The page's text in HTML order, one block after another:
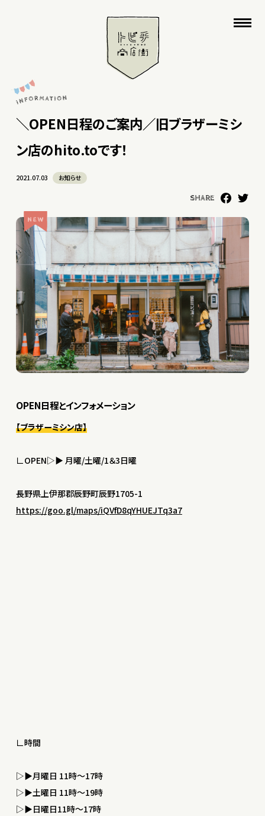
＼OPEN日程のご案内／旧ブラザーミシ
ン店のhito.toです！
2021.07.03 お知らせ
SHARE
OPEN日程とインフォメーション
【ブラザーミシン店】
∟OPEN▷▶︎ 月曜/土曜/1＆3日曜
長野県上伊那郡辰野町辰野1705-1
https://goo.gl/maps/iQVfD8qYHUEJTq3a7
∟時間
▷▶︎月曜日 11時〜17時
▷▶︎土曜日 11時〜19時
▷▶︎日曜日11時〜17時